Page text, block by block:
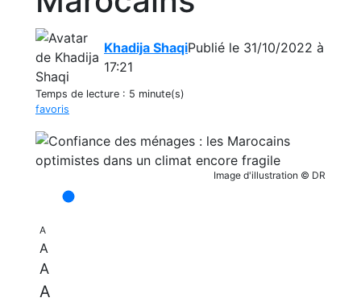
Khadija ShaqiPublié le 31/10/2022 à
17:21
Temps de lecture : 5 minute(s)
favoris
Image d'illustration © DR
A
A
A
A